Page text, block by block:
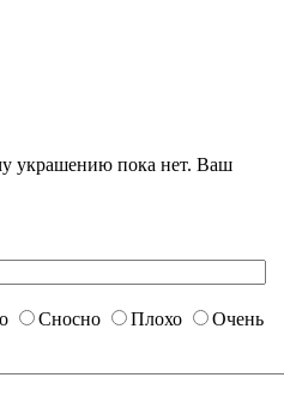
украшению пока нет. Ваш
Сносно Плохо
Очень